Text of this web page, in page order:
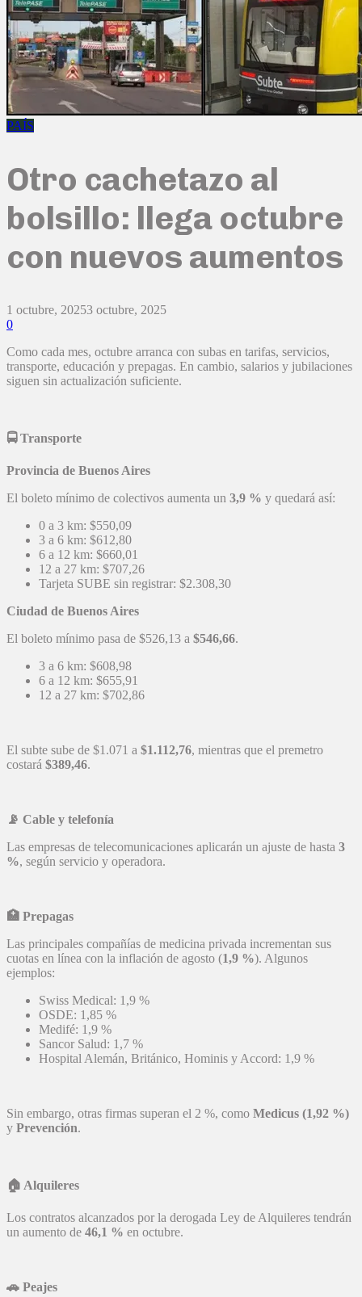
PAÍS
Otro cachetazo al
bolsillo: llega octubre
con nuevos aumentos
1 octubre, 20253 octubre, 2025
0
Como cada mes, octubre arranca con subas en tarifas, servicios,
transporte, educación y prepagas. En cambio, salarios y jubilaciones
siguen sin actualización suficiente.
🚍Transporte
Provincia de Buenos Aires
El boleto mínimo de colectivos aumenta un 3,9 % y quedará así:
0 a 3 km: $550,09
3 a 6 km: $612,80
6 a 12 km: $660,01
12 a 27 km: $707,26
Tarjeta SUBE sin registrar: $2.308,30
Ciudad de Buenos Aires
El boleto mínimo pasa de $526,13 a $546,66.
3 a 6 km: $608,98
6 a 12 km: $655,91
12 a 27 km: $702,86
El subte sube de $1.071 a $1.112,76, mientras que el premetro
costará $389,46.
📡 Cable y telefonía
Las empresas de telecomunicaciones aplicarán un ajuste de hasta 3
%, según servicio y operadora.
🏥 Prepagas
Las principales compañías de medicina privada incrementan sus
cuotas en línea con la inflación de agosto (1,9 %). Algunos
ejemplos:
Swiss Medical: 1,9 %
OSDE: 1,85 %
Medifé: 1,9 %
Sancor Salud: 1,7 %
Hospital Alemán, Británico, Hominis y Accord: 1,9 %
Sin embargo, otras firmas superan el 2 %, como Medicus (1,92 %)
y Prevención.
🏠 Alquileres
Los contratos alcanzados por la derogada Ley de Alquileres tendrán
un aumento de 46,1 % en octubre.
🚗 Peajes